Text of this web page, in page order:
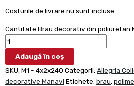
Costurile de livrare nu sunt incluse.
Cantitate Brau decorativ din poliuretan
Adaugă în coș
SKU: M1 - 4x2x240 Categorii: Allegria
decorative Manavi Etichete: brau,